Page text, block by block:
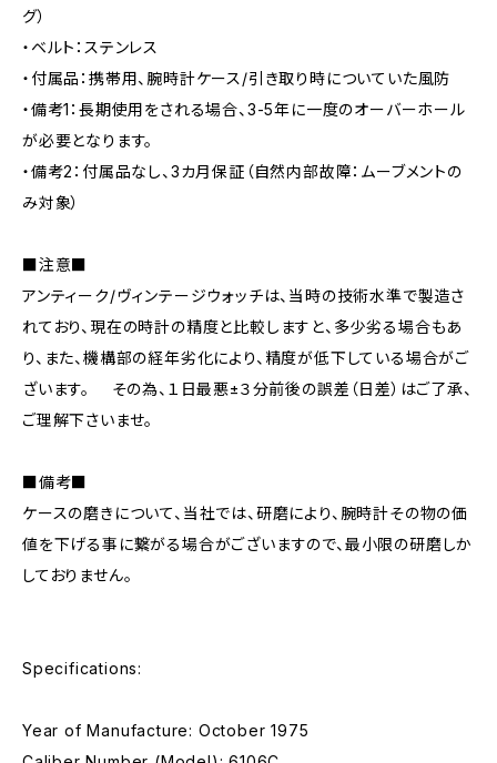
グ）
・ベルト：ステンレス
・付属品：携帯用、腕時計ケース/引き取り時についていた風防
・備考1：長期使用をされる場合、3-5年に一度のオーバーホール
が必要となります。
・備考2：付属品なし、3カ月保証（自然内部故障：ムーブメントの
み対象）
■注意■
アンティーク/ヴィンテージウォッチは、当時の技術水準で製造さ
れており、現在の時計の精度と比較しますと、多少劣る場合もあ
り、また、機構部の経年劣化により、精度が低下している場合がご
ざいます。 その為、１日最悪±３分前後の誤差（日差）はご了承、
ご理解下さいませ。
■備考■
ケースの磨きについて、当社では、研磨により、腕時計その物の価
値を下げる事に繋がる場合がございますので、最小限の研磨しか
しておりません。
Specifications:
Year of Manufacture: October 1975